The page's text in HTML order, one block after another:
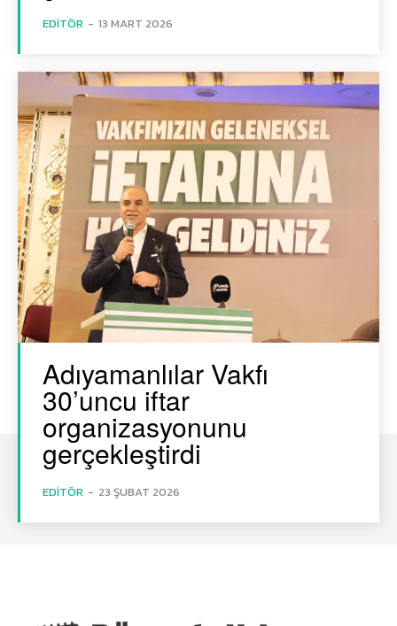
EDITÖR - 13 MART 2026
Adıyamanlılar Vakfı
30’uncu iftar
organizasyonunu
gerçekleştirdi
EDITÖR - 23 ŞUBAT 2026